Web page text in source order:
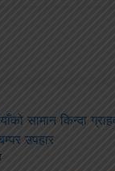
सामान किन्दा
उपहार